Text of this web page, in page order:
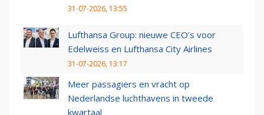
31-07-2026, 13:55
Lufthansa Group: nieuwe CEO’s voor
Edelweiss en Lufthansa City Airlines
31-07-2026, 13:17
Meer passagiers en vracht op
Nederlandse luchthavens in tweede
kwartaal